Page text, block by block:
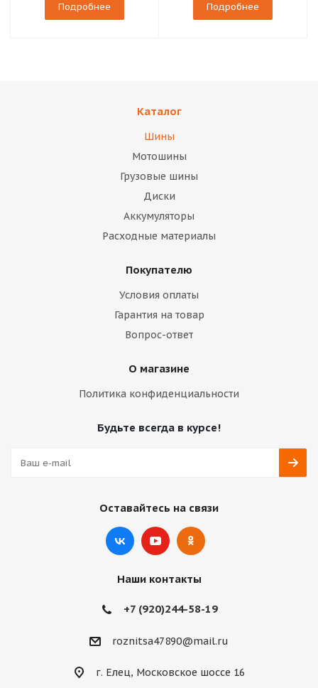
Подробнее Подробнее
Каталог
Шины
Мотошины
Грузовые шины
Диски
Аккумуляторы
Расходные материалы
Покупателю
Условия оплаты
Гарантия на товар
Вопрос-ответ
О магазине
Политика конфиденциальности
Будьте всегда в курсе!
Оставайтесь на связи
Наши контакты
+7 (920)244-58-19
roznitsa47890@mail.ru
г. Елец, Московское шоссе 16